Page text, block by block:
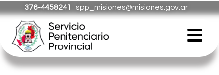
al
contenido
376-4458241 spp_misiones@misiones.gov.ar